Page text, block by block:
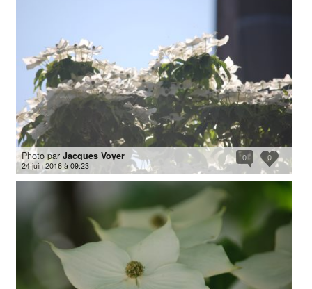
0
0
Photo par Jacques Voyer
24 juin 2016 à 09:23